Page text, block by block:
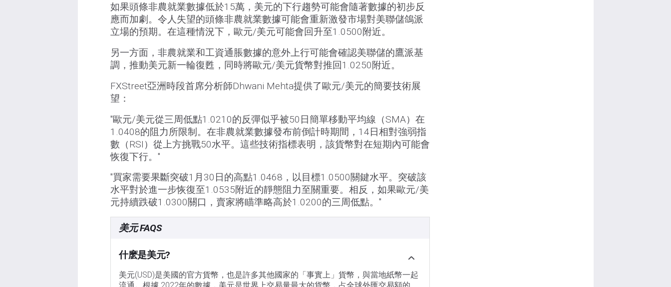
如果頭條非農就業數據低於15萬，美元的下行趨勢可能會隨著數據的初步反
應而加劇。令人失望的頭條非農就業數據可能會重新激發市場對美聯儲鴿派
立場的預期。在這種情況下，歐元/美元可能會回升至1.0500附近。
另一方面，非農就業和工資通脹數據的意外上行可能會確認美聯儲的鷹派基
調，推動美元新一輪復甦，同時將歐元/美元貨幣對推回1.0250附近。
FXStreet亞洲時段首席分析師Dhwani Mehta提供了歐元/美元的簡要技術展
望：
"歐元/美元從三周低點1.0210的反彈似乎被50日簡單移動平均線（SMA）在
1.0408的阻力所限制。在非農就業數據發布前倒計時期間，14日相對強弱指
數（RSI）從上方挑戰50水平。這些技術指標表明，該貨幣對在短期內可能會
恢復下行。"
"買家需要果斷突破1月30日的高點1.0468，以目標1.0500關鍵水平。突破該
水平對於進一步恢復至1.0535附近的靜態阻力至關重要。相反，如果歐元/美
元持續跌破1.0300關口，賣家將瞄準略高於1.0200的三周低點。"
美元 FAQS
什麽是美元?
美元(USD)是美國的官方貨幣，也是許多其他國家的「事實上」貨幣，與當地紙幣一起